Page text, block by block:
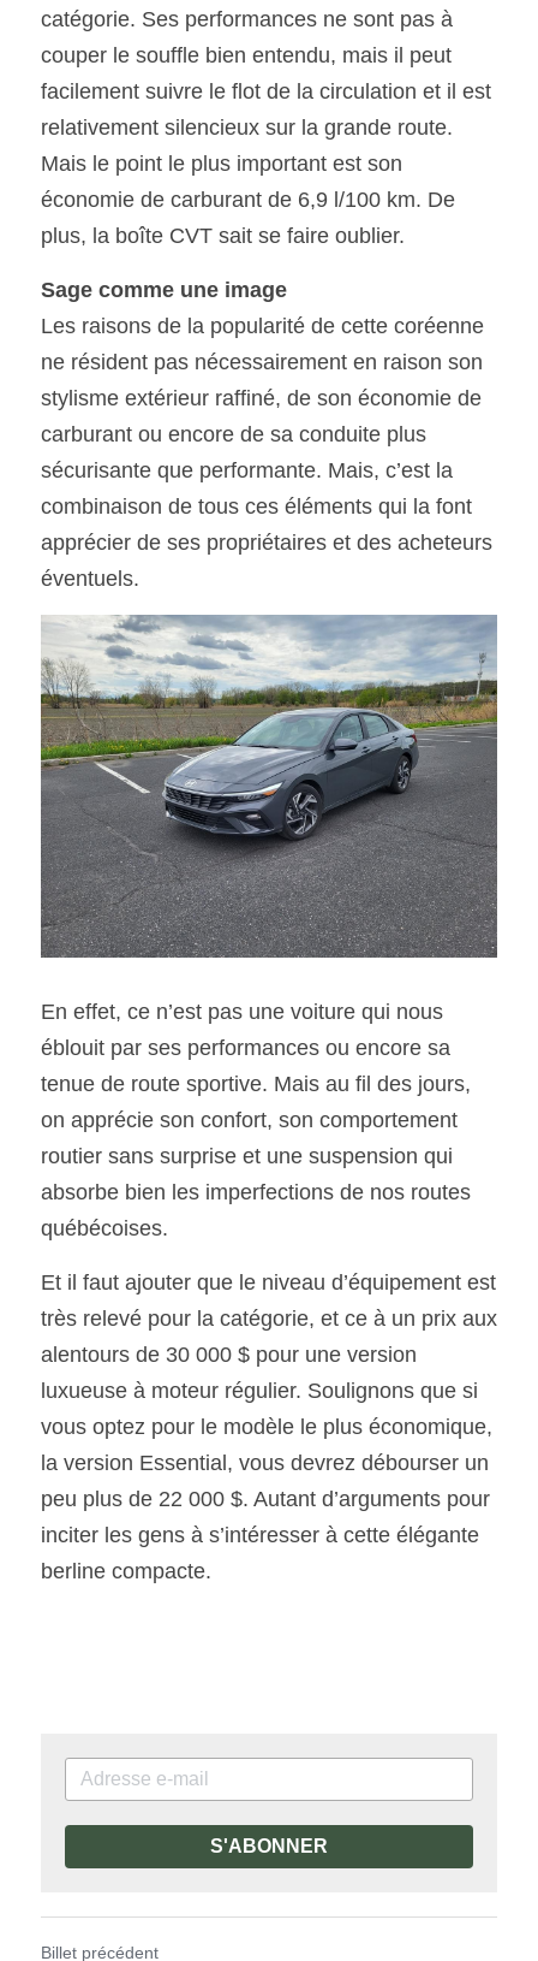
catégorie. Ses performances ne sont pas à
couper le souffle bien entendu, mais il peut
facilement suivre le flot de la circulation et il est
relativement silencieux sur la grande route.
Mais le point le plus important est son
économie de carburant de 6,9 l/100 km. De
plus, la boîte CVT sait se faire oublier.
Sage comme une image
Les raisons de la popularité de cette coréenne
ne résident pas nécessairement en raison son
stylisme extérieur raffiné, de son économie de
carburant ou encore de sa conduite plus
sécurisante que performante. Mais, c’est la
combinaison de tous ces éléments qui la font
apprécier de ses propriétaires et des acheteurs
éventuels.
En effet, ce n’est pas une voiture qui nous
éblouit par ses performances ou encore sa
tenue de route sportive. Mais au fil des jours,
on apprécie son confort, son comportement
routier sans surprise et une suspension qui
absorbe bien les imperfections de nos routes
québécoises.
Et il faut ajouter que le niveau d’équipement est
très relevé pour la catégorie, et ce à un prix aux
alentours de 30 000 $ pour une version
luxueuse à moteur régulier. Soulignons que si
vous optez pour le modèle le plus économique,
la version Essential, vous devrez débourser un
peu plus de 22 000 $. Autant d’arguments pour
inciter les gens à s’intéresser à cette élégante
berline compacte.
S'ABONNER
Billet précédent